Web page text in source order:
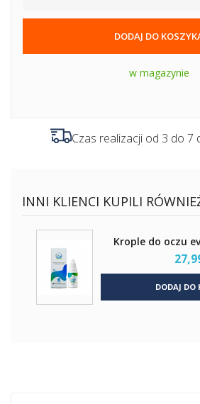
DODAJ DO
w magazynie
Czas realizacji od 3 do 7
INNI KLIENCI KUPILI
Krople do oczu
DODAJ DO